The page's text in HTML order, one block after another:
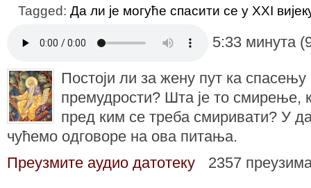
Tagged: Да ли је могуће спасити се у XXI
5:33 минута
Постоји ли за жену пут ка
премудрости? Шта је то смирење,
пред ким се треба смиривати? У
чућемо одговоре на ова питања.
Преузмите аудио датотеку
2357